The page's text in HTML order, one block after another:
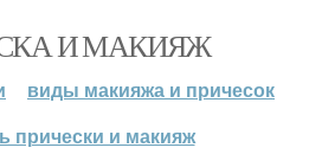
И МАКИЯЖ
виды макияжа и причесок
прически и макияж